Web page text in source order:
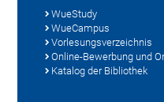
WueStudy
WueCampus
Vorlesungsverzeichnis
Online-Bewerbung und
Katalog der Bibliothek